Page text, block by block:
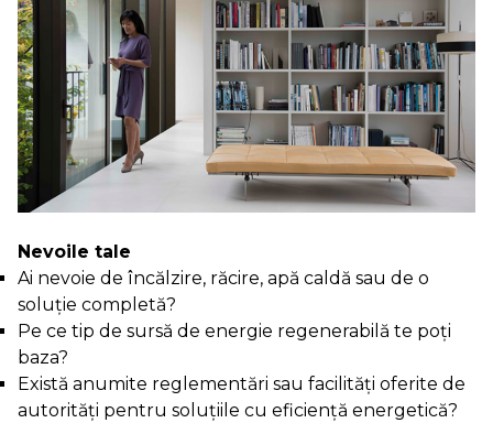
Nevoile tale
Ai nevoie de încălzire, răcire, apă caldă sau de o
soluție completă?
Pe ce tip de sursă de energie regenerabilă te poți
baza?
Există anumite reglementări sau facilități oferite de
autorități pentru soluțiile cu eficiență energetică?